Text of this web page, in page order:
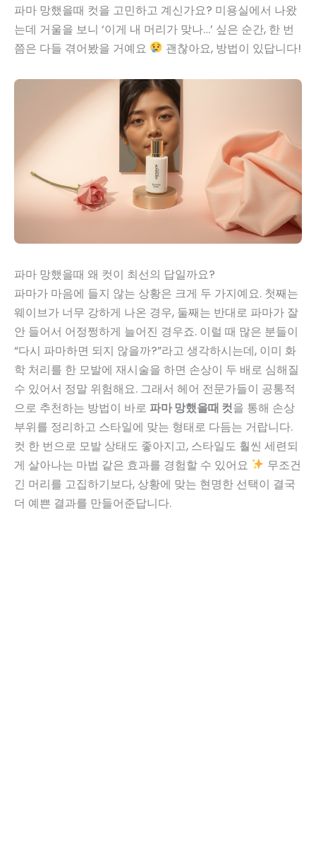
파마 망했을때 컷을 고민하고 계신가요? 미용실에서 나왔
는데 거울을 보니 ‘이게 내 머리가 맞나…’ 싶은 순간, 한 번
쯤은 다들 겪어봤을 거예요
괜찮아요, 방법이 있답니다!
파마 망했을때 왜 컷이 최선의 답일까요?
파마가 마음에 들지 않는 상황은 크게 두 가지예요. 첫째는
웨이브가 너무 강하게 나온 경우, 둘째는 반대로 파마가 잘
안 들어서 어정쩡하게 늘어진 경우죠. 이럴 때 많은 분들이
“다시 파마하면 되지 않을까?”라고 생각하시는데, 이미 화
학 처리를 한 모발에 재시술을 하면 손상이 두 배로 심해질
수 있어서 정말 위험해요. 그래서 헤어 전문가들이 공통적
으로 추천하는 방법이 바로 파마 망했을때 컷을 통해 손상
부위를 정리하고 스타일에 맞는 형태로 다듬는 거랍니다.
컷 한 번으로 모발 상태도 좋아지고, 스타일도 훨씬 세련되
게 살아나는 마법 같은 효과를 경험할 수 있어요
무조건
긴 머리를 고집하기보다, 상황에 맞는 현명한 선택이 결국
더 예쁜 결과를 만들어준답니다.